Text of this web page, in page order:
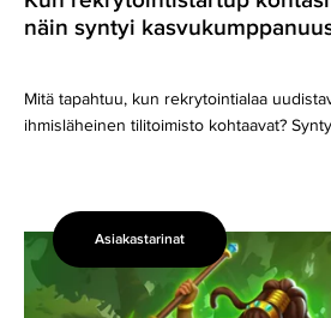
näin syntyi
Mitä tapahtuu, kun rekrytointialaa
ihmisläheinen tilitoimisto kohtaavat?
Tilitoimisto
peliyhtiön
kasvun
Asiakastarinat